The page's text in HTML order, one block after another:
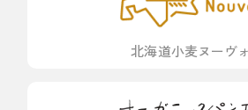
北海道小麦ヌーヴ